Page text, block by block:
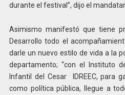
durante el festival”, dijo el
Asimismo manifestó que tiene
Desarrollo todo el
darle un nuevo estilo de vida a la
departamento; “con el Instituto
Infantil del Cesar IDREEC, para
como política pública, llegue a